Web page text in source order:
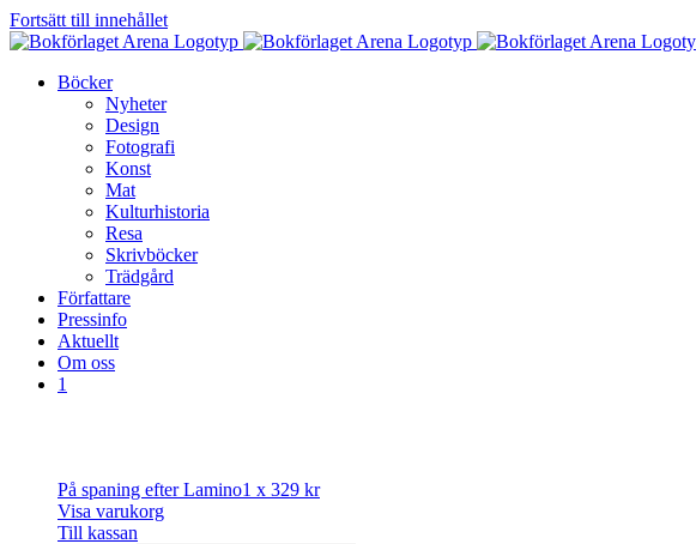
Fortsätt till innehållet
Böcker
Nyheter
Design
Fotografi
Konst
Mat
Kulturhistoria
Resa
Skrivböcker
Trädgård
Författare
Pressinfo
Aktuellt
Om oss
1
På spaning efter Lamino1 x 329 kr
Visa varukorg
Till kassan